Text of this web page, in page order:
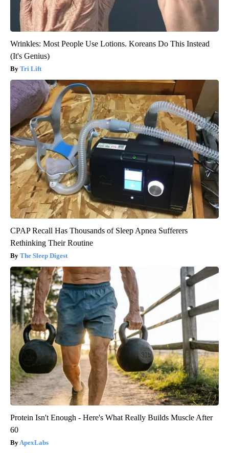
Wrinkles: Most People Use Lotions. Koreans Do This Instead
(It's Genius)
Tri Lift
CPAP Recall Has Thousands of Sleep Apnea Sufferers
Rethinking Their Routine
The Sleep Digest
Protein Isn't Enough - Here's What Really Builds Muscle After
60
ApexLabs